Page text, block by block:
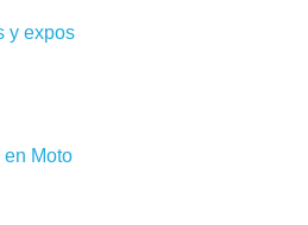
y expos
en Moto